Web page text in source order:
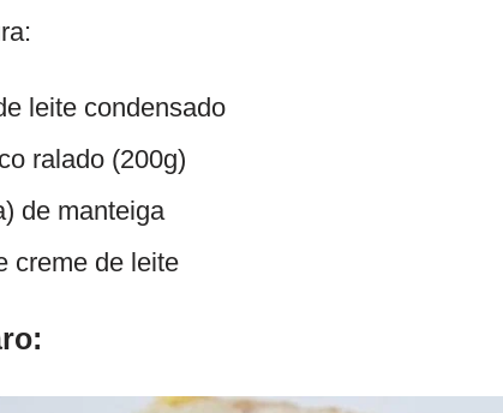
leite condensado
ralado (200g)
de manteiga
creme de leite